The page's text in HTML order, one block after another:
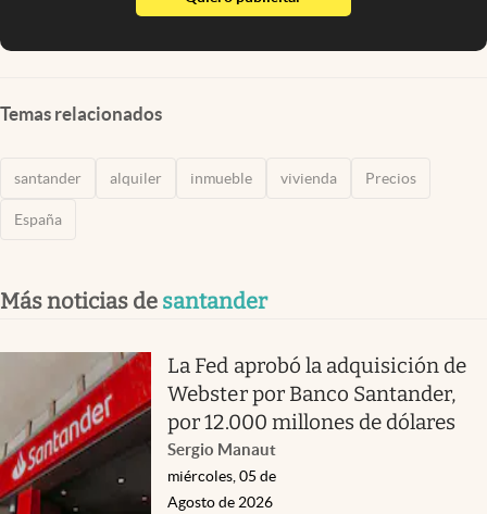
Temas relacionados
santander alquiler inmueble vivienda Precios
España
Más noticias de santander
La Fed aprobó la adquisición de
Webster por Banco Santander,
por 12.000 millones de dólares
Sergio Manaut
miércoles, 05 de
Agosto de 2026